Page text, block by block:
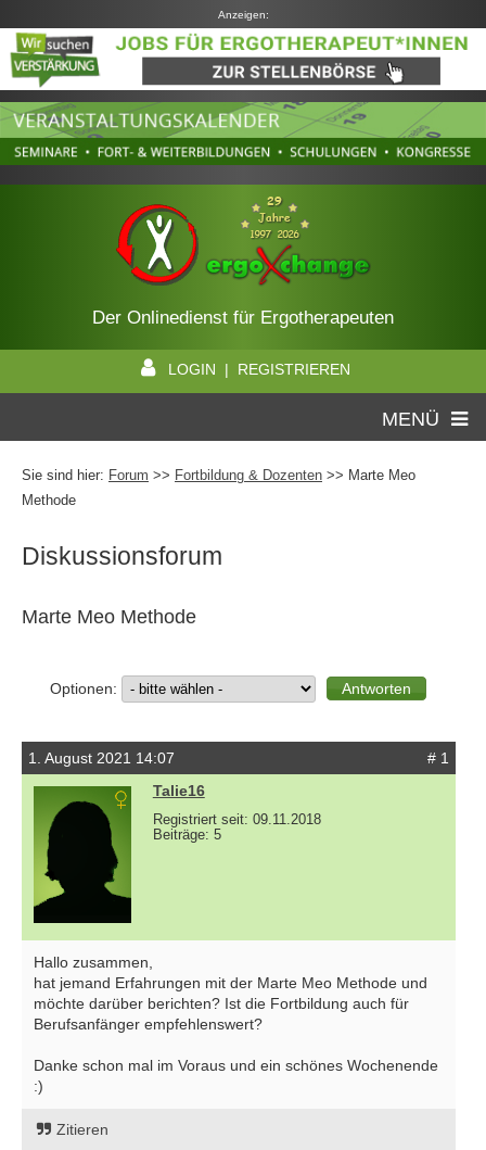
Anzeigen:
Der Onlinedienst für Ergotherapeuten
LOGIN | REGISTRIEREN
MENÜ
Sie sind hier: Forum >> Fortbildung & Dozenten >> Marte Meo
Methode
Diskussionsforum
Marte Meo Methode
Optionen:
1. August 2021 14:07
# 1
Talie16
Registriert seit: 09.11.2018
Beiträge: 5
Hallo zusammen,
hat jemand Erfahrungen mit der Marte Meo Methode und
möchte darüber berichten? Ist die Fortbildung auch für
Berufsanfänger empfehlenswert?
Danke schon mal im Voraus und ein schönes Wochenende
:)
Zitieren